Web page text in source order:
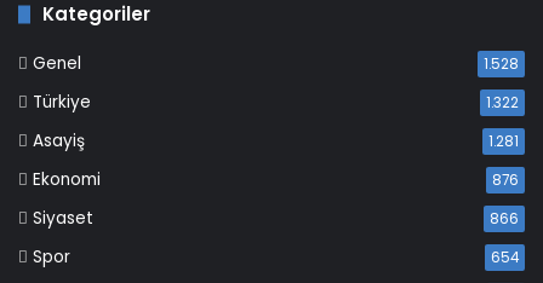
Kategoriler
Genel 1.528
Türkiye 1.322
Asayiş 1.281
Ekonomi 876
Siyaset 866
Spor 654